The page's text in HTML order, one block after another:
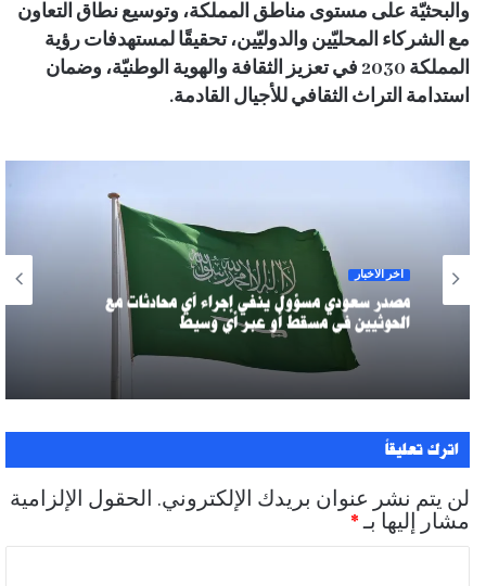
والبحثيّة على مستوى مناطق المملكة، وتوسيع نطاق التعاون
مع الشركاء المحليّين والدوليّين، تحقيقًا لمستهدفات رؤية
المملكة 2030 في تعزيز الثقافة والهوية الوطنيّة، وضمان
استدامة التراث الثقافي للأجيال القادمة.
آخر الأخبار
مصدر سعودي مسؤول ينفي إجراء أي محادثات مع
الحوثيين في مسقط أو عبر أي وسيط
اترك تعليقاً
لن يتم نشر عنوان بريدك الإلكتروني. الحقول الإلزامية
مشار إليها بـ*